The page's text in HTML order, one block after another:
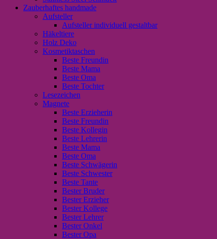
Zauberhaftes handmade
Aufsteller
Aufsteller individuell gestaltbar
Häkeltiere
Holz Deko
Kosmetiktaschen
Beste Freundin
Beste Mama
Beste Oma
Beste Tochter
Lesezeichen
Magnete
Beste Erzieherin
Beste Freundin
Beste Kollegin
Beste Lehrerin
Beste Mama
Beste Oma
Beste Schwägerin
Beste Schwester
Beste Tante
Bester Bruder
Bester Erzieher
Bester Kollege
Bester Lehrer
Bester Onkel
Bester Opa